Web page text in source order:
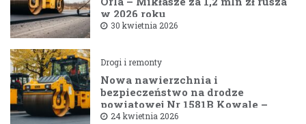
w 2026 roku
30 kwietnia 2026
Drogi i remonty
Nowa nawierzchnia i
bezpieczeństwo na drodze
powiatowej Nr 1581B Kowale –
Filipy
24 kwietnia 2026